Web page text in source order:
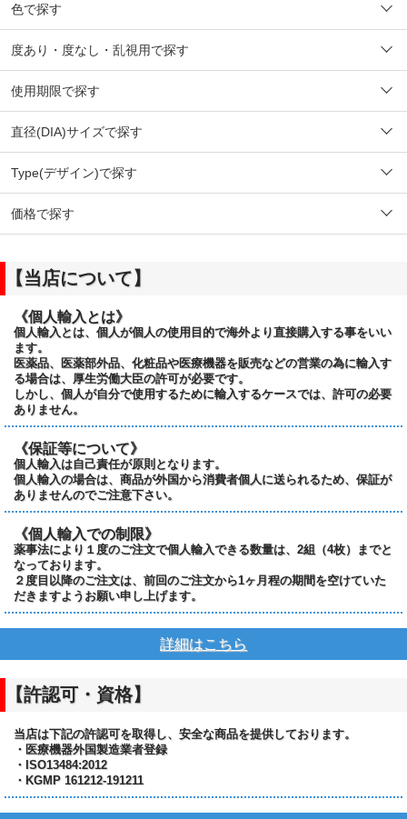
色で探す
度あり・度なし・乱視用で探す
使用期限で探す
直径(DIA)サイズで探す
Type(デザイン)で探す
価格で探す
【当店について】
《個人輸入とは》
個人輸入とは、個人が個人の使用目的で海外より直接購入する事をいい
ます。
医薬品、医薬部外品、化粧品や医療機器を販売などの営業の為に輸入す
る場合は、厚生労働大臣の許可が必要です。
しかし、個人が自分で使用するために輸入するケースでは、許可の必要
ありません。
《保証等について》
個人輸入は自己責任が原則となります。
個人輸入の場合は、商品が外国から消費者個人に送られるため、保証が
ありませんのでご注意下さい。
《個人輸入での制限》
薬事法により１度のご注文で個人輸入できる数量は、2組（4枚）までと
なっております。
２度目以降のご注文は、前回のご注文から1ヶ月程の期間を空けていた
だきますようお願い申し上げます。
詳細はこちら
【許認可・資格】
当店は下記の許認可を取得し、安全な商品を提供しております。
・医療機器外国製造業者登録
・ISO13484:2012
・KGMP 161212-191211